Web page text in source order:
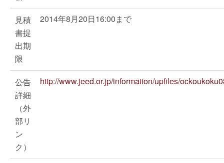
見積
書提
出期
限
2014年8月20日16:00まで
公告
詳細
（外
部リ
ン
ク）
http://www.jeed.or.jp/information/upfiles/